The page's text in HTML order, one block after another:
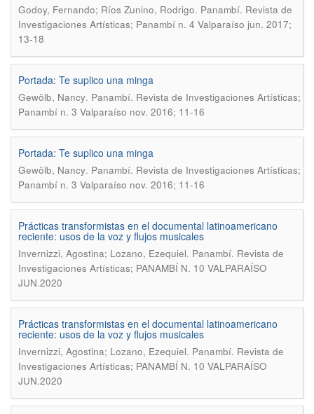
Godoy, Fernando; Ríos Zunino, Rodrigo. Panambí. Revista de
Investigaciones Artísticas; Panambí n. 4 Valparaíso jun. 2017;
13-18
Portada: Te suplico una minga
Gewölb, Nancy. Panambí. Revista de Investigaciones Artísticas;
Panambí n. 3 Valparaíso nov. 2016; 11-16
Portada: Te suplico una minga
Gewölb, Nancy. Panambí. Revista de Investigaciones Artísticas;
Panambí n. 3 Valparaíso nov. 2016; 11-16
Prácticas transformistas en el documental latinoamericano
reciente: usos de la voz y flujos musicales
Invernizzi, Agostina; Lozano, Ezequiel. Panambí. Revista de
Investigaciones Artísticas; PANAMBÍ N. 10 VALPARAÍSO
JUN.2020
Prácticas transformistas en el documental latinoamericano
reciente: usos de la voz y flujos musicales
Invernizzi, Agostina; Lozano, Ezequiel. Panambí. Revista de
Investigaciones Artísticas; PANAMBÍ N. 10 VALPARAÍSO
JUN.2020